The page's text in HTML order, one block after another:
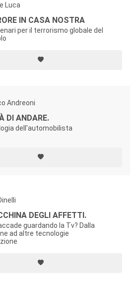
Luca
IN CASA NOSTRA
per il terrorismo globale del
Andreoni
DI ANDARE.
dell'automobilista
DEGLI AFFETTI.
guardando la Tv? Dalla
ad altre tecnologie